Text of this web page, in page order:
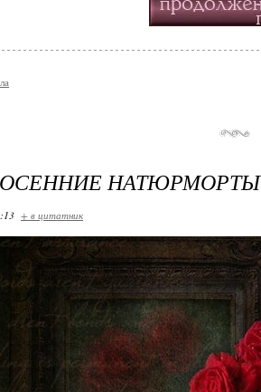
НАТЮРМОРТЫ
+ в цитатник